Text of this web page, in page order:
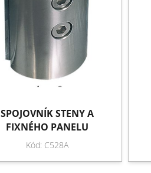
SPOJOVNÍK STENY A
FIXNÉHO PANELU
Kód: C528A